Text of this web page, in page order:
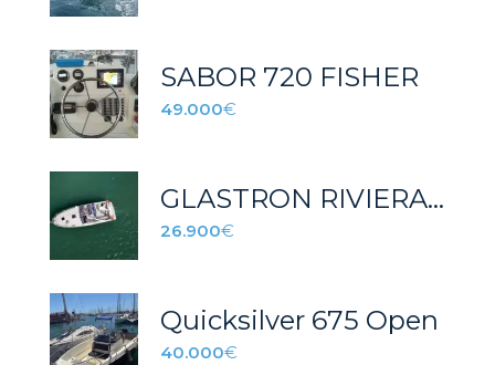
SABOR 720 FISHER
49.000€
GLASTRON RIVIERA RV 350
26.900€
Quicksilver 675 Open
40.000€